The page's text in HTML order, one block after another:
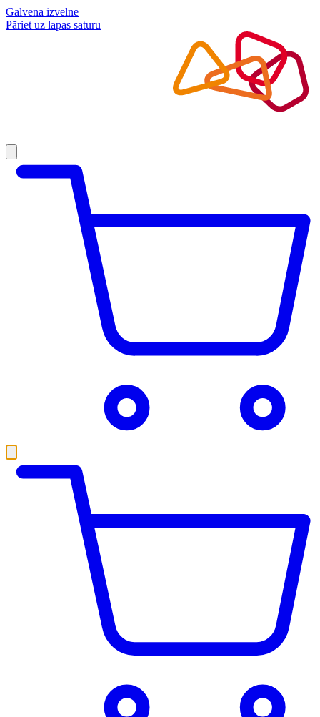
Galvenā izvēlne
Pāriet uz lapas saturu